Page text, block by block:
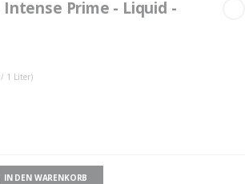
Prime - Liquid -
1 Liter)
IN DEN WARENKORB